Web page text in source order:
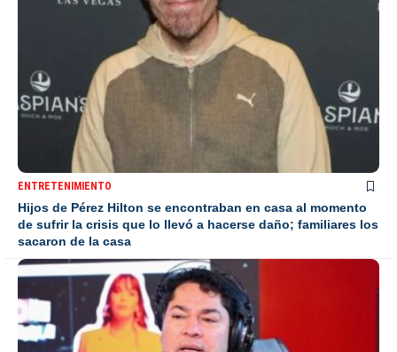
ENTRETENIMIENTO
Hijos de Pérez Hilton se encontraban en casa al momento
de sufrir la crisis que lo llevó a hacerse daño; familiares los
sacaron de la casa